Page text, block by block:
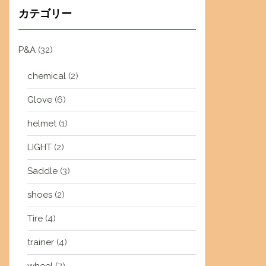
カテゴリー
P&A (32)
chemical (2)
Glove (6)
helmet(1)
LIGHT (2)
Saddle (3)
shoes (2)
Tire (4)
trainer (4)